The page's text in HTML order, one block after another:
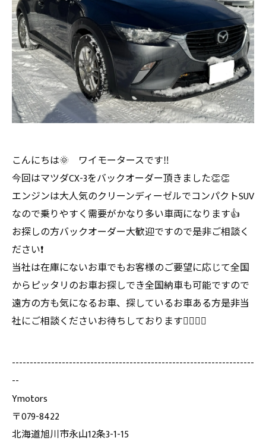
こんにちは🌞 ワイモータースです‼️
今回はマツダCX-3をバックオーダー頂きました👏👏
エンジンは大人気のクリーンディーゼルでコンパクトSUV
なので乗りやすく需要がかなり多い車両になります👍
お探しの方バックオーダー大歓迎ですので是非ご相談く
ださい❗️
当社は在庫にないお車でもお客様のご要望に応じて全国
からピッタリのお車お探しでき全国納車も可能ですので
遠方の方も気になるお車、探しているお車ある方是非当
社にご相談くださいお待ちしております🙇‍♂️🙇‍♂️
--------------------------------------------------------------------
--
Ymotors
〒079-8422
北海道旭川市永山12条3-1-15